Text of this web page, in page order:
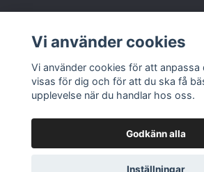
Sociala medier
© 2026 Pinklove.se
Vi använder cookies
Vi använder cookies för att anpassa
visas för dig och för att du ska få
upplevelse när du handlar hos oss.
Godkänn alla
Inställningar